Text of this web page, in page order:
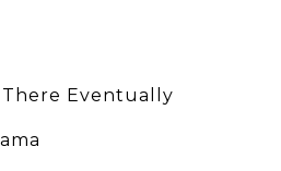
Eventually